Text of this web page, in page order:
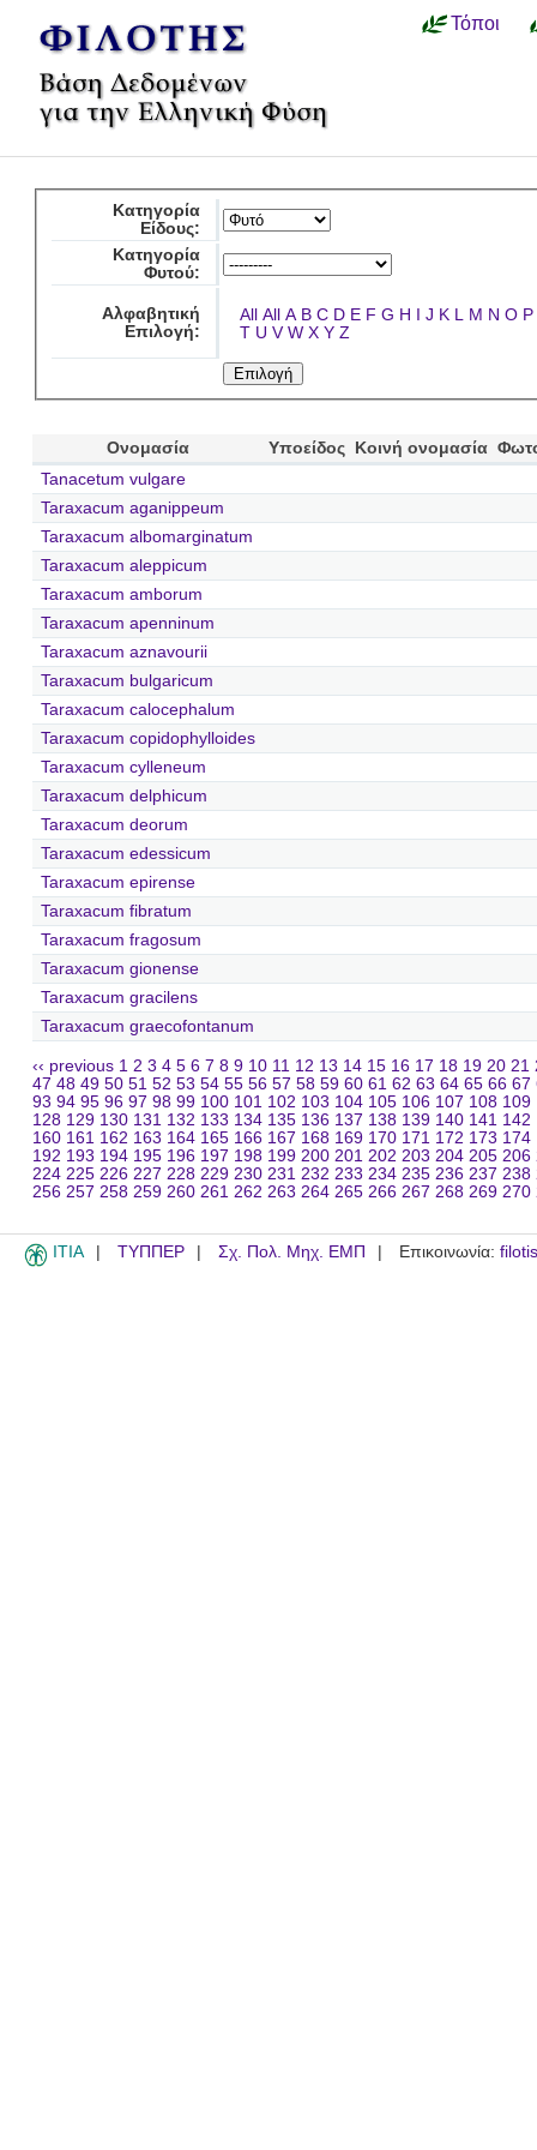
Τόποι
Κατηγορία
Είδους:
Κατηγορία
Φυτού:
Αλφαβητική
Επιλογή:
All All A B C D E F G H I J K L M N O P
T U V W X Y Z
Ονομασία Υποείδος Κοινή ονομασία
Tanacetum vulgare
Taraxacum aganippeum
Taraxacum albomarginatum
Taraxacum aleppicum
Taraxacum amborum
Taraxacum apenninum
Taraxacum aznavourii
Taraxacum bulgaricum
Taraxacum calocephalum
Taraxacum copidophylloides
Taraxacum cylleneum
Taraxacum delphicum
Taraxacum deorum
Taraxacum edessicum
Taraxacum epirense
Taraxacum fibratum
Taraxacum fragosum
Taraxacum gionense
Taraxacum gracilens
Taraxacum graecofontanum
‹‹ previous 1 2 3 4 5 6 7 8 9 10 11 12 13 14 15 16 17 18 19 20 21
47 48 49 50 51 52 53 54 55 56 57 58 59 60 61 62 63 64 65 66 67
93 94 95 96 97 98 99 100 101 102 103 104 105 106 107 108 109
128 129 130 131 132 133 134 135 136 137 138 139 140 141 142
160 161 162 163 164 165 166 167 168 169 170 171 172 173 174
192 193 194 195 196 197 198 199 200 201 202 203 204 205 206
224 225 226 227 228 229 230 231 232 233 234 235 236 237 238
256 257 258 259 260 261 262 263 264 265 266 267 268 269 270
ITIA ΤΥΠΠΕΡ Σχ. Πολ. Μηχ. ΕΜΠ Επικοινωνία: